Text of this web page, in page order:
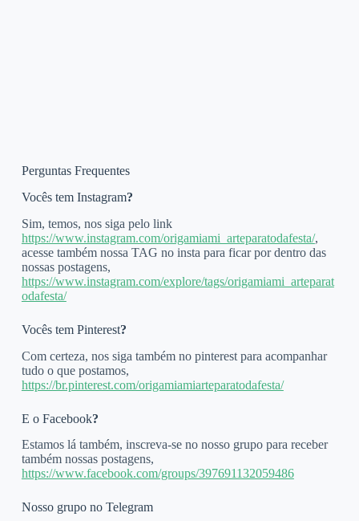
Perguntas Frequentes
Vocês tem Instagram?
Sim, temos, nos siga pelo link
https://www.instagram.com/origamiami_arteparatodafesta/,
acesse também nossa TAG no insta para ficar por dentro das
nossas postagens,
https://www.instagram.com/explore/tags/origamiami_arteparat
odafesta/
Vocês tem Pinterest?
Com certeza, nos siga também no pinterest para acompanhar
tudo o que postamos,
https://br.pinterest.com/origamiamiarteparatodafesta/
E o Facebook?
Estamos lá também, inscreva-se no nosso grupo para receber
também nossas postagens,
https://www.facebook.com/groups/397691132059486
Nosso grupo no Telegram